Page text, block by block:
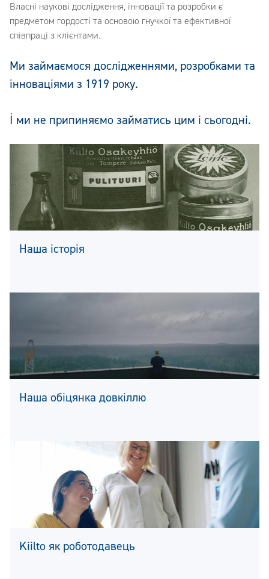
Власні наукові дослідження, інновації та розробки є
предметом гордості та основою гнучкої та ефективної
співпраці з клієнтами.
Ми займаємося дослідженнями, розробками та
інноваціями з 1919 року.
І ми не припиняємо займатись цим і сьогодні.
Наша історія
Наша обіцянка довкіллю
Kiilto як роботодавець